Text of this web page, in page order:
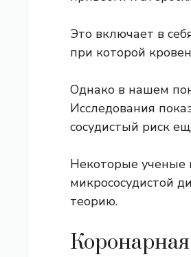
Это включает в
при которой
Однако в нашем
Исследования
сосудистый риск
Некоторые ученые
микрососудистой
теорию.